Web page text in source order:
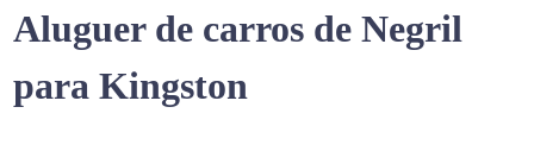
Aluguer de carros de Negril
para Kingston